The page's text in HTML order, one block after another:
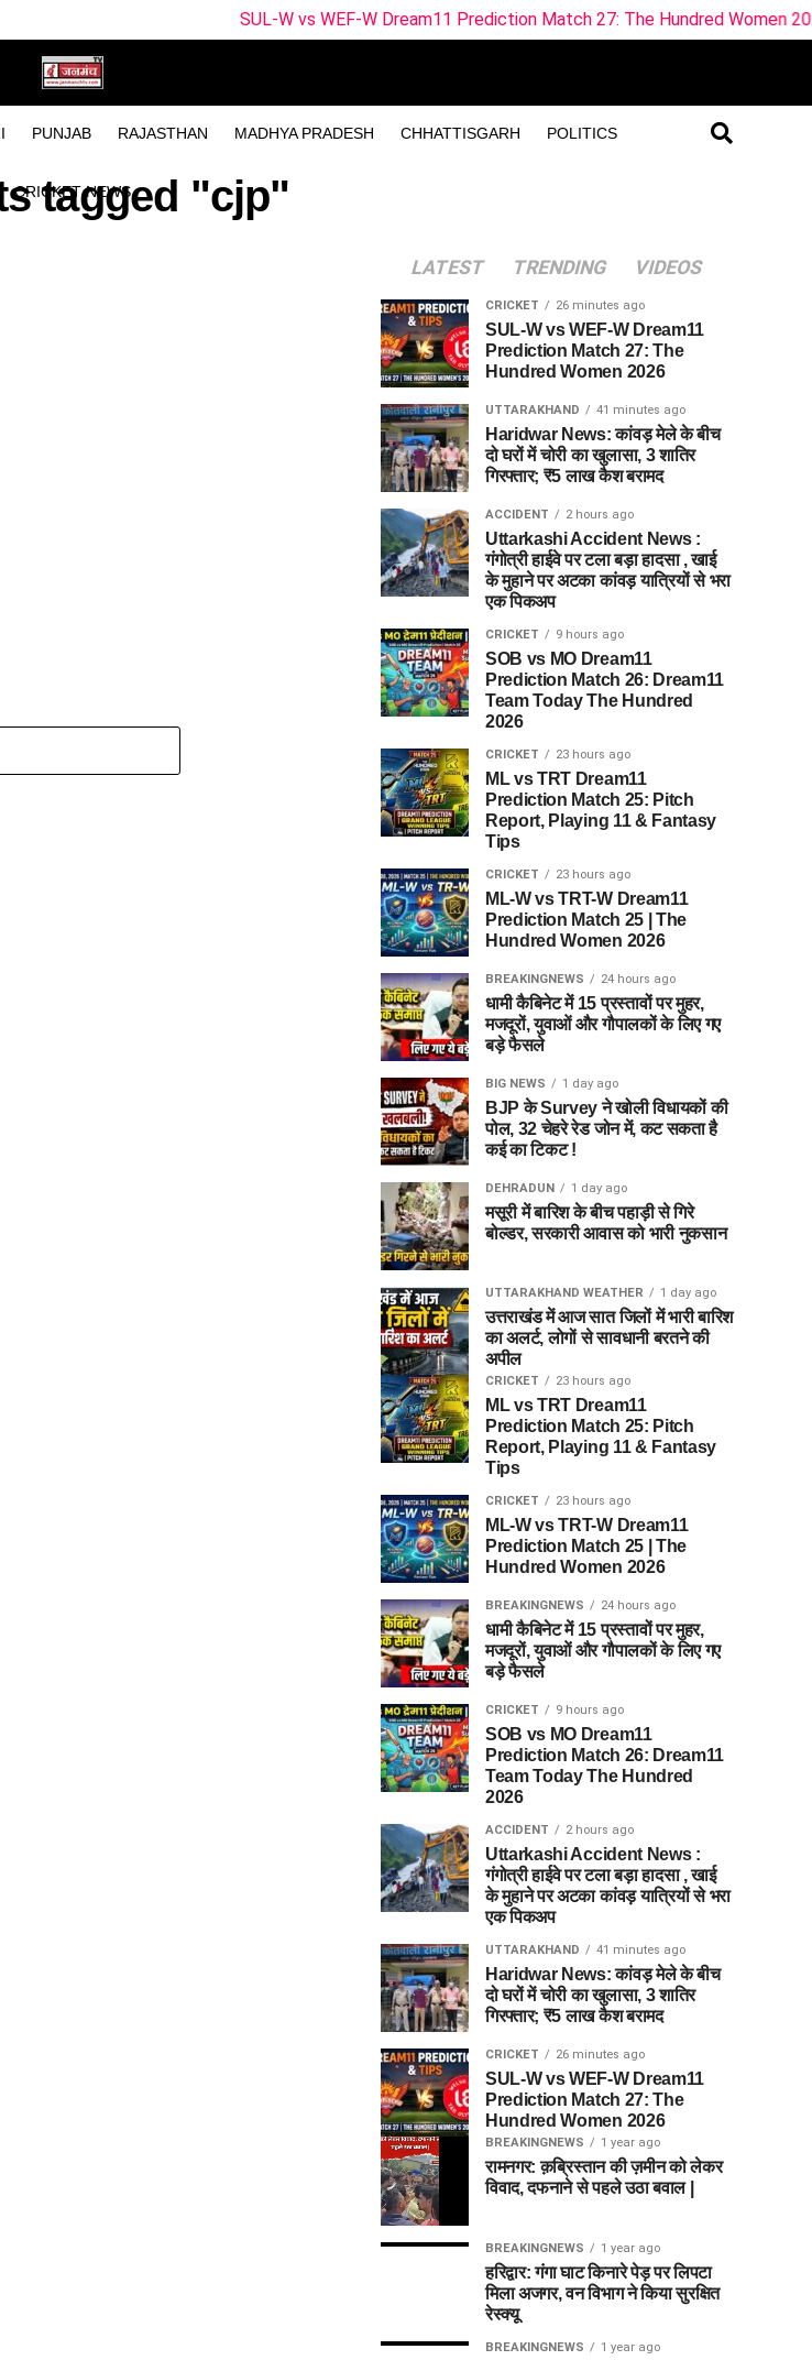
PUNJAB RAJASTHAN MADHYA PRADESH CHHATTISGARH POLITICS
CRICKET NEWS
SUL-W vs WEF-W Dream11 Prediction Match 27: The Hundred Women 2026
tagged "cjp"
LATEST TRENDING VIDEOS
CRICKET 26 minutes ago
SUL-W vs WEF-W Dream11
Prediction Match 27: The
Hundred Women 2026
UTTARAKHAND 41 minutes ago
Haridwar News: कांवड़ मेले के बीच
दो घरों में चोरी का खुलासा, 3 शातिर
गिरफ्तार; ₹5 लाख कैश बरामद
ACCIDENT 2 hours ago
Uttarkashi Accident News :
गंगोत्री हाईवे पर टला बड़ा हादसा , खाई
के मुहाने पर अटका कांवड़ यात्रियों से भरा
एक पिकअप
CRICKET 9 hours ago
SOB vs MO Dream11
Prediction Match 26: Dream11
Team Today The Hundred
2026
CRICKET 23 hours ago
ML vs TRT Dream11
Prediction Match 25: Pitch
Report, Playing 11 & Fantasy
Tips
CRICKET 23 hours ago
ML-W vs TRT-W Dream11
Prediction Match 25 | The
Hundred Women 2026
BREAKINGNEWS 24 hours ago
धामी कैबिनेट में 15 प्रस्तावों पर मुहर,
मजदूरों, युवाओं और गौपालकों के लिए गए
बड़े फैसले
BIG NEWS 1 day ago
BJP के Survey ने खोली विधायकों की
पोल, 32 चेहरे रेड जोन में, कट सकता है
कई का टिकट !
DEHRADUN 1 day ago
मसूरी में बारिश के बीच पहाड़ी से गिरे
बोल्डर, सरकारी आवास को भारी नुकसान
UTTARAKHAND WEATHER 1 day ago
उत्तराखंड में आज सात जिलों में भारी बारिश
का अलर्ट, लोगों से सावधानी बरतने की
अपील
CRICKET 23 hours ago
ML vs TRT Dream11
Prediction Match 25: Pitch
Report, Playing 11 & Fantasy
Tips
CRICKET 23 hours ago
ML-W vs TRT-W Dream11
Prediction Match 25 | The
Hundred Women 2026
BREAKINGNEWS 24 hours ago
धामी कैबिनेट में 15 प्रस्तावों पर मुहर,
मजदूरों, युवाओं और गौपालकों के लिए गए
बड़े फैसले
CRICKET 9 hours ago
SOB vs MO Dream11
Prediction Match 26: Dream11
Team Today The Hundred
2026
ACCIDENT 2 hours ago
Uttarkashi Accident News :
गंगोत्री हाईवे पर टला बड़ा हादसा , खाई
के मुहाने पर अटका कांवड़ यात्रियों से भरा
एक पिकअप
UTTARAKHAND 41 minutes ago
Haridwar News: कांवड़ मेले के बीच
दो घरों में चोरी का खुलासा, 3 शातिर
गिरफ्तार; ₹5 लाख कैश बरामद
CRICKET 26 minutes ago
SUL-W vs WEF-W Dream11
Prediction Match 27: The
Hundred Women 2026
BREAKINGNEWS 1 year ago
रामनगर: क़ब्रिस्तान की ज़मीन को लेकर
विवाद, दफनाने से पहले उठा बवाल |
BREAKINGNEWS 1 year ago
हरिद्वार: गंगा घाट किनारे पेड़ पर लिपटा
मिला अजगर, वन विभाग ने किया सुरक्षित
रेस्क्यू
BREAKINGNEWS 1 year ago